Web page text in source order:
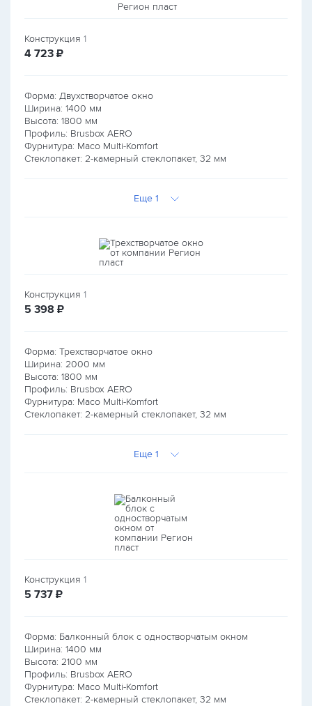
Конструкция 1
4 723 руб.
₽
Форма: Двухстворчатое окно
Ширина: 1400 мм
Высота: 1800 мм
Профиль: Brusbox AERO
Фурнитура: Maco Multi-Komfort
Стеклопакет: 2-камерный стеклопакет, 32 мм
Еще 1
Конструкция 1
5 398 руб.
₽
Форма: Трехстворчатое окно
Ширина: 2000 мм
Высота: 1800 мм
Профиль: Brusbox AERO
Фурнитура: Maco Multi-Komfort
Стеклопакет: 2-камерный стеклопакет, 32 мм
Еще 1
Конструкция 1
5 737 руб.
₽
Форма: Балконный блок с одностворчатым окном
Ширина: 1400 мм
Высота: 2100 мм
Профиль: Brusbox AERO
Фурнитура: Maco Multi-Komfort
Стеклопакет: 2-камерный стеклопакет, 32 мм